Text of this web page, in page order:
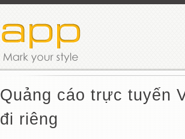
Quảng cáo trực tuyến
đi riêng